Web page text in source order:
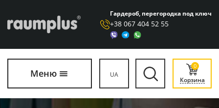
Гардероб, перегородка под ключ
+38 067 404 52 55
Меню UA
0
Корзина